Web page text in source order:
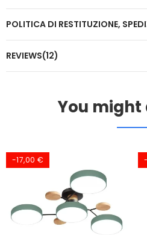
POLITICA DI RESTITUZIONE,
REVIEWS(12)
You might
-17,00 €